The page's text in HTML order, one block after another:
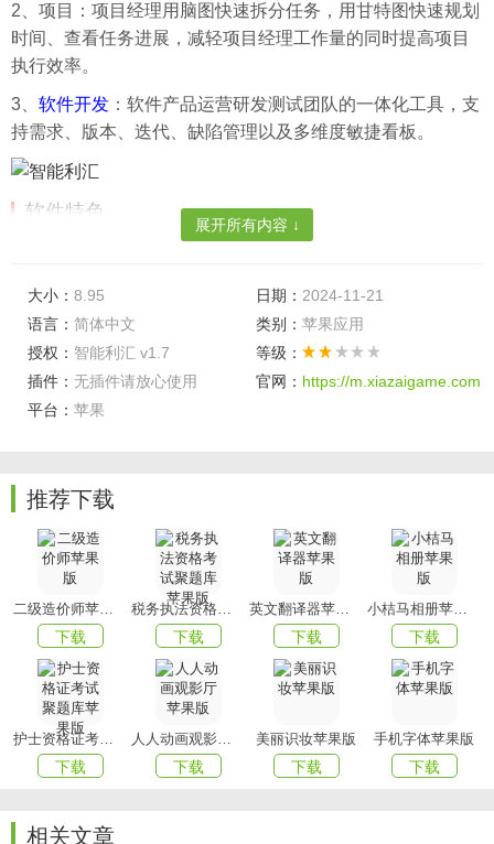
2、项目：项目经理用脑图快速拆分任务，用甘特图快速规划
时间、查看任务进展，减轻项目经理工作量的同时提高项目
执行效率。
3、 软件开发 ：软件产品运营研发测试团队的一体化工具，支
持需求、版本、迭代、缺陷管理以及多维度敏捷看板。
软件特色
2、只有不断的总结才能提高自己的工作质量，而且你还可以
在线制定工作计划，对于高效完成工作很有帮助。
软件亮点
以上就是智能利汇的全部内容了，赶快收藏
更多软件和游戏吧！
展开所有内容 ↓
大小： 8.95 日期： 2024-11-21
语言： 简体中文 类别： 苹果应用
授权： 智能利汇 v1.7
等级：
插件： 无插件请放心使用 官网： https://m.xiazaigame.com
平台： 苹果
推荐下载
二级造价师苹果版
下载
税务执法资格考试聚题库苹果版
下载
英文翻译器苹果版
下载
小桔马相册苹果版
下载
护士资格证考试聚题库苹果版
下载
人人动画观影厅苹果版
下载
美丽识妆苹果版
下载
手机字体苹果版
下载
相关文章